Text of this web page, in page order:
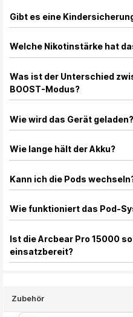
Gibt es eine
Welche Nikotinstärke hat
Was ist der Unterschied
BOOST-Modus?
Wie wird das Gerät geladen?
Wie lange hält der Akku?
Kann ich die Pods
Wie funktioniert das Pod-
Ist die Arcbear Pro 15000
einsatzbereit?
Zubehör